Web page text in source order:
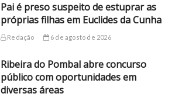
Pai é preso suspeito de estuprar as
próprias filhas em Euclides da Cunha
Redação 6 de agosto de 2026
Ribeira do Pombal abre concurso
público com oportunidades em
diversas áreas